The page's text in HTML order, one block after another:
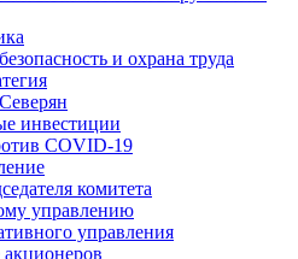
и охрана труда
инвестиции
COVID‑19
комитета
управлению
управления